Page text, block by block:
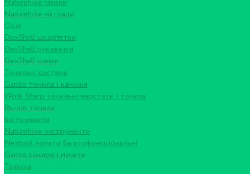
Naturehike гамаки
Naturehike матраци
Одяг
DexShell шкарпетки
DexShell рукавички
DexShell шапки
Точильні системи
Ganzo точила і каміння
Work Sharp точильні верстати і точила
Ruixin точила
Інструменти
Naturehike інструменти
Nextool лопати багатофункціональні
Ganzo сокири і мачете
Техніка